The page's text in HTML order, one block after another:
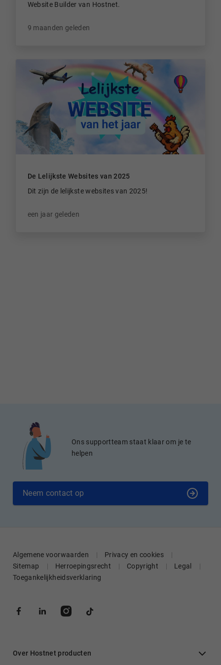
Website Builder van Hostnet.
9 maanden geleden
De Lelijkste Websites van 2025
Dit zijn de lelijkste websites van 2025!
een jaar geleden
Ons supportteam staat klaar om je te
helpen
Neem contact op
Algemene voorwaarden
Privacy en cookies
Sitemap
Herroepingsrecht Copyright
Legal
Toegankelijkheidsverklaring
Over Hostnet producten